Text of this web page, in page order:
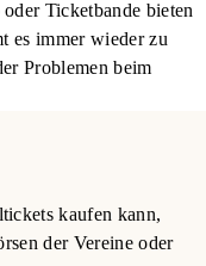
Ticketbande bieten
es immer wieder zu
Problemen beim
kaufen kann,
der Vereine oder